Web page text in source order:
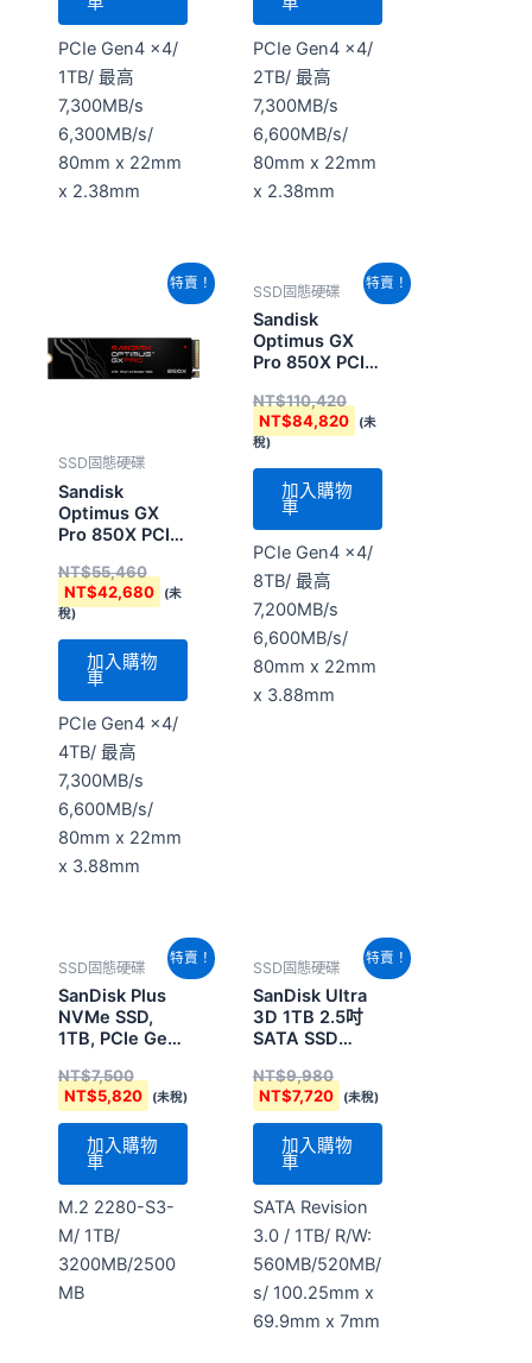
PCIe Gen4 x4/
1TB/ 最高
7,300MB/s
6,300MB/s/
80mm x 22mm
x 2.38mm
PCIe Gen4 x4/
2TB/ 最高
7,300MB/s
6,600MB/s/
80mm x 22mm
x 2.38mm
特賣！
SSD固態硬碟
Sandisk
Optimus GX
Pro 850X PCIe
(SDSP81400TAN-
000E0)
NT$55,460
格：
NT$55,460。
NT$42,680
目
前
格：
NT$42,680。
(未
稅)
加入購物
車
PCIe Gen4 x4/
4TB/ 最高
7,300MB/s
6,600MB/s/
80mm x 22mm
x 3.88mm
特賣！
SSD固態硬碟
Sandisk
Optimus GX
Pro 850X PCIe
(SDSP81800TAN-
000E0)
NT$110,420
格：
NT$110,420。
NT$84,820
目
前
格：
NT$84,820。
(未
稅)
加入購物
車
PCIe Gen4 x4/
8TB/ 最高
7,200MB/s
6,600MB/s/
80mm x 22mm
x 3.88mm
特賣！
SSD固態硬碟
SanDisk Plus
NVMe SSD,
1TB, PCIe Gen
S3-M
NT$7,500
始
價
格：
NT$7,500。
NT$5,820
價
格：
NT$5,820。
(未稅)
加入購物
車
M.2 2280-S3-
M/ 1TB/
3200MB/2500
MB
特賣！
SSD固態硬碟
SanDisk Ultra
3D 1TB 2.5吋
SATA SSD
NT$9,980
始
價
格：
NT$9,980。
NT$7,720
前
價
格：
(未稅)
加入購物
車
SATA Revision
3.0 / 1TB/ R/W:
560MB/520MB/
s/ 100.25mm x
69.9mm x 7mm